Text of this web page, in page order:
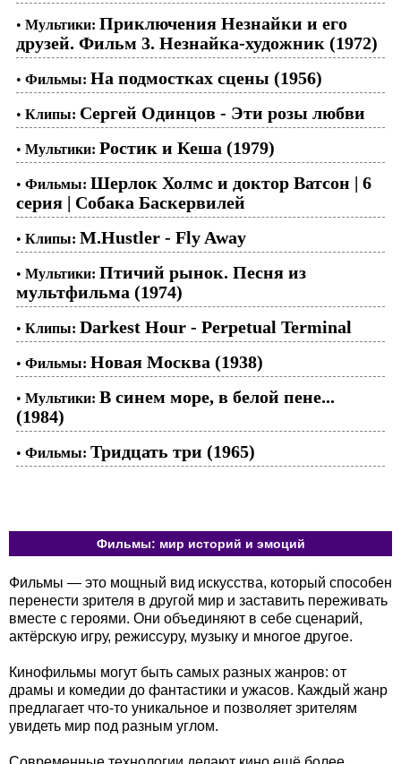
• Мультики: Приключения Незнайки и его
друзей. Фильм 3. Незнайка-художник (1972)
• Фильмы: На подмостках сцены (1956)
• Клипы: Сергей Одинцов - Эти розы любви
• Мультики: Ростик и Кеша (1979)
• Фильмы: Шерлок Холмс и доктор Ватсон | 6
серия | Собака Баскервилей
• Клипы: M.Hustler - Fly Away
• Мультики: Птичий рынок. Песня из
мультфильма (1974)
• Клипы: Darkest Hour - Perpetual Terminal
• Фильмы: Новая Москва (1938)
• Мультики: В синем море, в белой пене...
(1984)
• Фильмы: Тридцать три (1965)
Фильмы: мир историй и эмоций
Фильмы — это мощный вид искусства, который способен
перенести зрителя в другой мир и заставить переживать
вместе с героями. Они объединяют в себе сценарий,
актёрскую игру, режиссуру, музыку и многое другое.
Кинофильмы могут быть самых разных жанров: от
драмы и комедии до фантастики и ужасов. Каждый жанр
предлагает что-то уникальное и позволяет зрителям
увидеть мир под разным углом.